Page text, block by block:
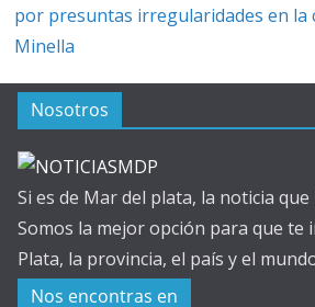
por presuntas irregularidades en la
Minella
Nosotros
Si es de Mar del plata, la noticia que
Somos la mejor opción para que te
Plata, la provincia, el país y el
Nos encontras en